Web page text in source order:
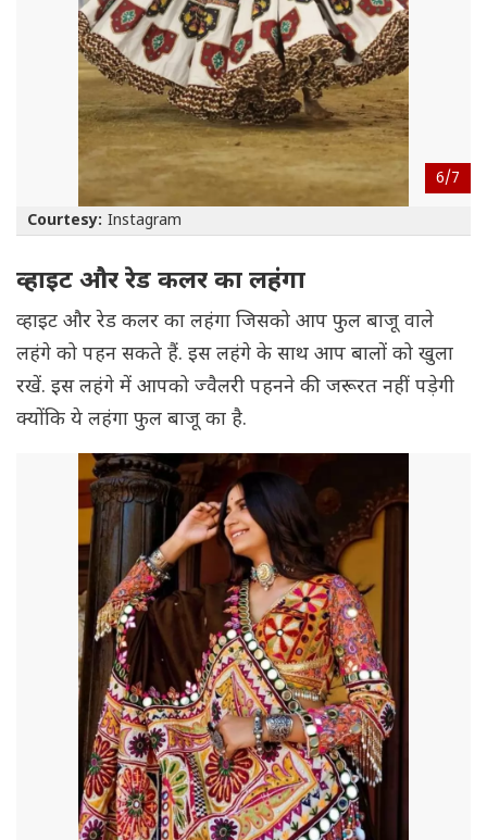
6/7
Courtesy: Instagram
व्हाइट और रेड कलर का लहंगा
व्हाइट और रेड कलर का लहंगा जिसको आप फुल बाजू वाले
लहंगे को पहन सकते हैं. इस लहंगे के साथ आप बालों को खुला
रखें. इस लहंगे में आपको ज्वैलरी पहनने की जरूरत नहीं पड़ेगी
क्योंकि ये लहंगा फुल बाजू का है.